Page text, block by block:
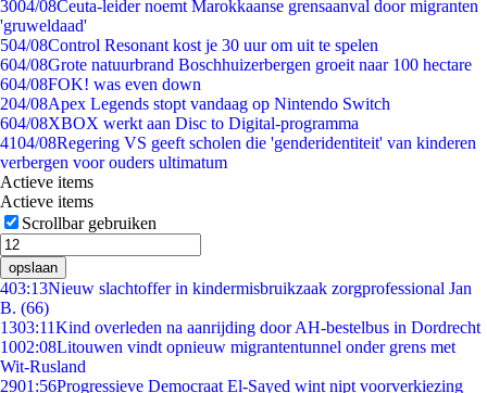
3004/08Ceuta-leider noemt Marokkaanse grensaanval door migranten
'gruweldaad'
504/08Control Resonant kost je 30 uur om uit te spelen
604/08Grote natuurbrand Boschhuizerbergen groeit naar 100 hectare
604/08FOK! was even down
204/08Apex Legends stopt vandaag op Nintendo Switch
604/08XBOX werkt aan Disc to Digital-programma
4104/08Regering VS geeft scholen die 'genderidentiteit' van kinderen
verbergen voor ouders ultimatum
Actieve items
Actieve items
Scrollbar gebruiken
opslaan
403:13Nieuw slachtoffer in kindermisbruikzaak zorgprofessional Jan
B. (66)
1303:11Kind overleden na aanrijding door AH-bestelbus in Dordrecht
1002:08Litouwen vindt opnieuw migrantentunnel onder grens met
Wit-Rusland
2901:56Progressieve Democraat El-Sayed wint nipt voorverkiezing